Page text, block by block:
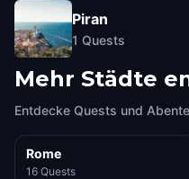
Piran
1 Quests
Mehr Städte
Entdecke Quests und
Rome
16 Quests